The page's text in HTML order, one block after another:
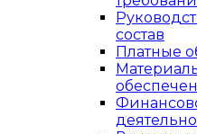
состав
Платные